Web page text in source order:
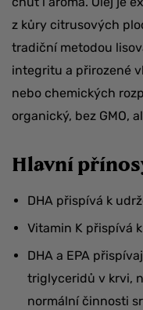
z kůry citrusových
tradiční metodou
integritu a přirozené
nebo chemických
organický, bez GMO,
Hlavní
DHA přispívá k
Vitamin K přispívá
DHA a EPA
triglyceridů v krvi,
normální činnosti